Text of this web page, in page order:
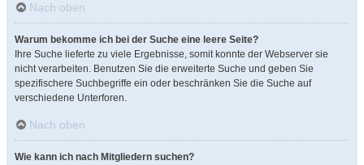
Nach oben
Warum bekomme ich bei der Suche eine leere Seite?
Ihre Suche lieferte zu viele Ergebnisse, somit konnte der Webserver sie
nicht verarbeiten. Benutzen Sie die erweiterte Suche und geben Sie
spezifischere Suchbegriffe ein oder beschränken Sie die Suche auf
verschiedene Unterforen.
Nach oben
Wie kann ich nach Mitgliedern suchen?